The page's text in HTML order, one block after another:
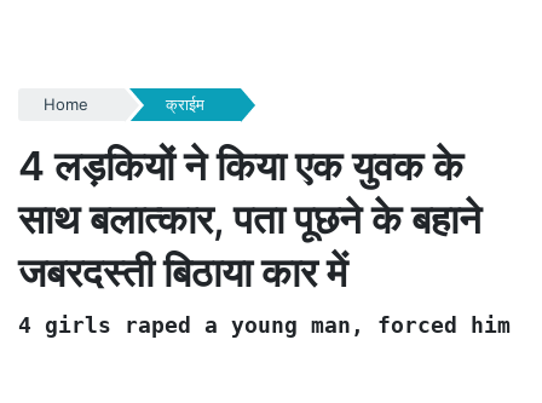
Home क्राईम
4 लड़कियों ने किया एक युवक के
साथ बलात्कार, पता पूछने के बहाने
जबरदस्ती बिठाया कार में
4 girls raped a young man, forced